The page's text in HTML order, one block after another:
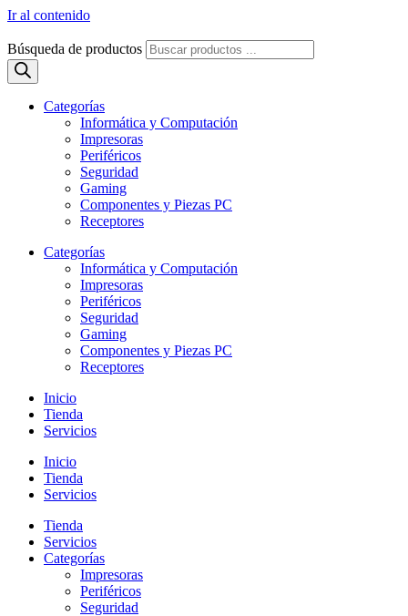
Ir al contenido
Búsqueda de productos
Categorías
Informática y Computación
Impresoras
Periféricos
Seguridad
Gaming
Componentes y Piezas PC
Receptores
Categorías
Informática y Computación
Impresoras
Periféricos
Seguridad
Gaming
Componentes y Piezas PC
Receptores
Inicio
Tienda
Servicios
Inicio
Tienda
Servicios
Tienda
Servicios
Categorías
Impresoras
Periféricos
Seguridad